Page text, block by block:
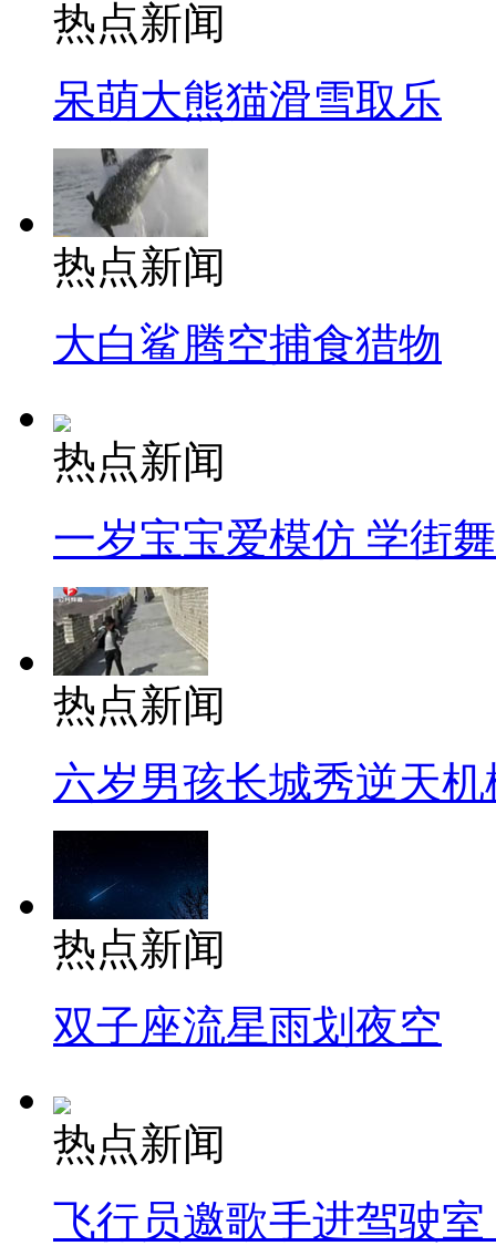
热点新闻
呆萌大熊猫滑雪取乐
热点新闻
大白鲨腾空捕食猎物
热点新闻
一岁宝宝爱模仿 学街
热点新闻
六岁男孩长城秀逆天机
热点新闻
双子座流星雨划夜空
热点新闻
飞行员邀歌手进驾驶